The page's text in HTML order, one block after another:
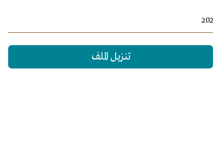
تنزيل الملف